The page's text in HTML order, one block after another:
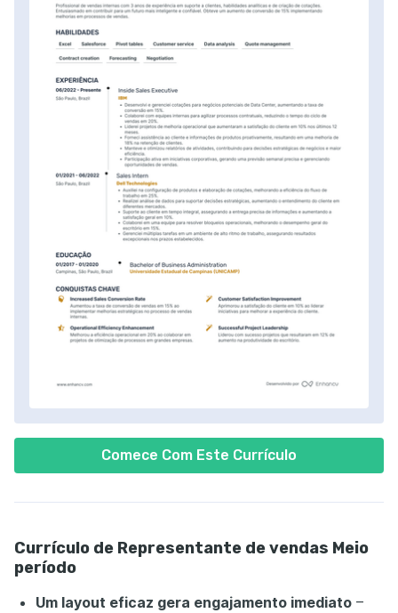
Comece Com Este Currículo
Currículo de Representante de vendas Meio
período
Um layout eficaz gera engajamento imediato –